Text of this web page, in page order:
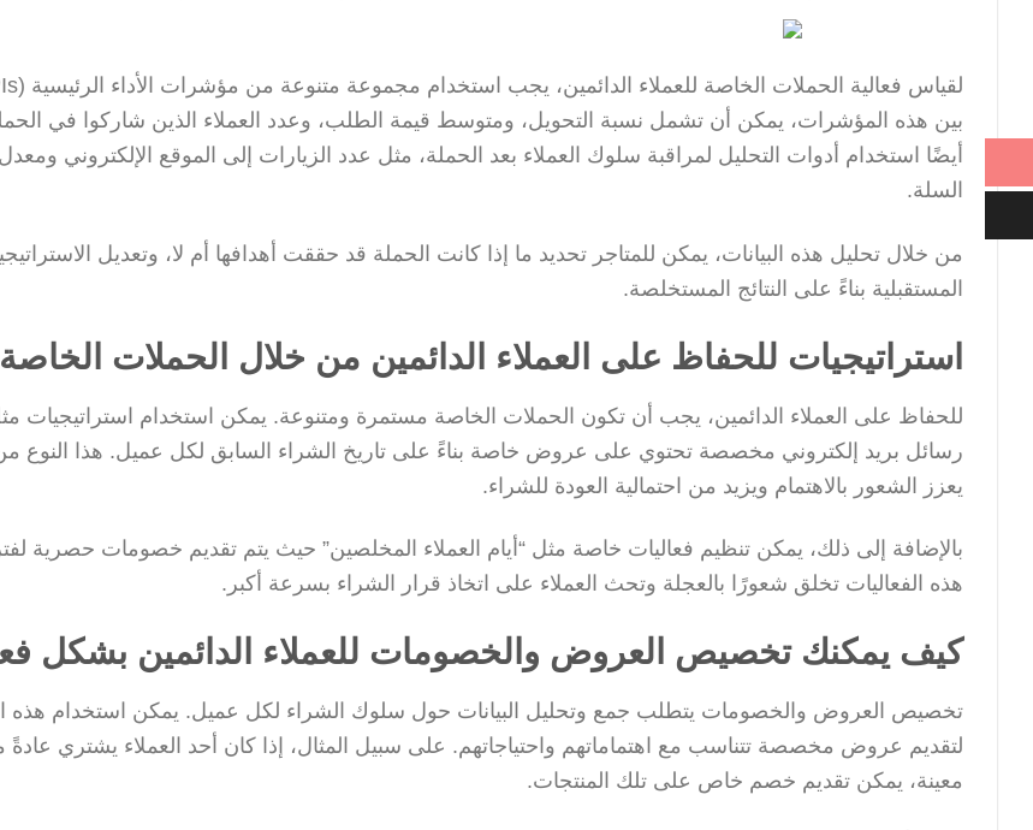
بين هذه المؤشرات، يمكن أن تشمل نسبة التحويل، ومتوسط قيمة الطلب، وعدد العملاء الذين شاركوا في
أيضًا استخدام أدوات التحليل لمراقبة سلوك العملاء بعد الحملة، مثل عدد الزيارات إلى الموقع الإلكتروني
السلة.
من خلال تحليل هذه البيانات، يمكن للمتاجر تحديد ما إذا كانت الحملة قد حققت أهدافها أم لا، وتعديل
المستقبلية بناءً على النتائج المستخلصة.
استراتيجيات للحفاظ على العملاء الدائمين من خلال الحملات الخاصة
للحفاظ على العملاء الدائمين، يجب أن تكون الحملات الخاصة مستمرة ومتنوعة. يمكن استخدام استراتيجيات
رسائل بريد إلكتروني مخصصة تحتوي على عروض خاصة بناءً على تاريخ الشراء السابق لكل عميل. هذا النوع
يعزز الشعور بالاهتمام ويزيد من احتمالية العودة للشراء.
بالإضافة إلى ذلك، يمكن تنظيم فعاليات خاصة مثل “أيام العملاء المخلصين” حيث يتم تقديم خصومات حصرية
هذه الفعاليات تخلق شعورًا بالعجلة وتحث العملاء على اتخاذ قرار الشراء بسرعة أكبر.
كيف يمكنك تخصيص العروض والخصومات للعملاء الدائمين بشكل
تخصيص العروض والخصومات يتطلب جمع وتحليل البيانات حول سلوك الشراء لكل عميل. يمكن استخدام هذه
لتقديم عروض مخصصة تتناسب مع اهتماماتهم واحتياجاتهم. على سبيل المثال، إذا كان أحد العملاء يشتري عادةً
معينة، يمكن تقديم خصم خاص على تلك المنتجات.